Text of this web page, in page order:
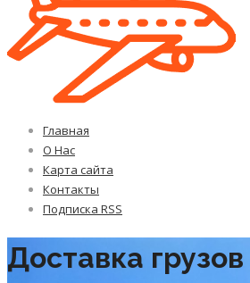
Главная
О Нас
Карта сайта
Контакты
Подписка RSS
Доставка